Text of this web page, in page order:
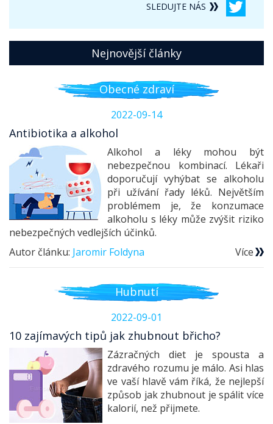
SLEDUJTE NÁS
Nejnovější články
Obecné zdraví
2022-09-14
Antibiotika a alkohol
Alkohol a léky mohou být
nebezpečnou kombinací. Lékaři
doporučují vyhýbat se alkoholu
při užívání řady léků. Největším
problémem je, že konzumace
alkoholu s léky může zvýšit riziko
nebezpečných vedlejších účinků.
Autor článku: Jaromir Foldyna Více
Hubnutí
2022-09-01
10 zajímavých tipů jak zhubnout břicho?
Zázračných diet je spousta a
zdravého rozumu je málo. Asi hlas
ve vaší hlavě vám říká, že nejlepší
způsob jak zhubnout je spálit více
kalorií, než přijmete.